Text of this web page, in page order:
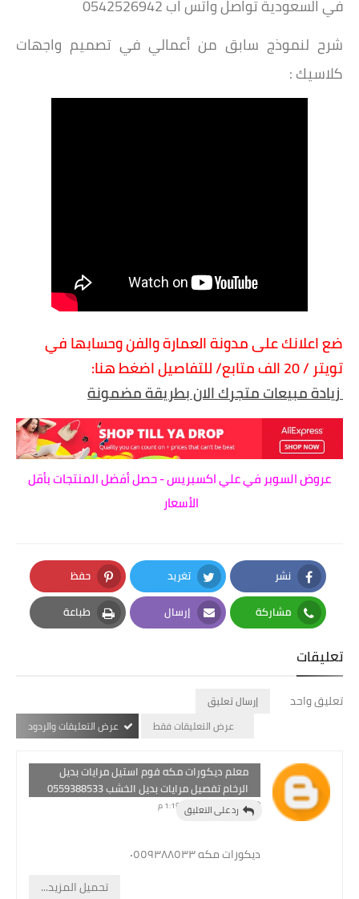
في السعودية تواصل واتس اب 0542526942
شرح لنموذج سابق من أعمالي في تصميم واجهات
كلاسيك :
ضع اعلانك على مدونة العمارة والفن وحسابها في
تويتر / 20 الف متابع/ للتفاصيل اضغط هنا:
زيادة مبيعات متجرك الان بطريقة مضمونة
عروض السوبر في علي اكسبريس - حصل أفضل المنتجات بأقل
الأسعار
نشر
Facebook
تغريد
Twitter
حفظ
Pinterest
مشاركة
Whatsapp
إرسال
Email
طباعة
Print
تعليقات
تعليق واحد
إرسال تعليق
عرض التعليقات فقط
عرض التعليقات والردود
معلم ديكورات مكه فوم استيل مرايات بديل
الرخام تفصيل مرايات بديل الخشب 0559388533
31 أكتوبر 2021 في 1:19 م
ديكورات مكه ٠٥٥٩٣٨٨٥٣٣
رد على التعليق
تحميل المزيد...